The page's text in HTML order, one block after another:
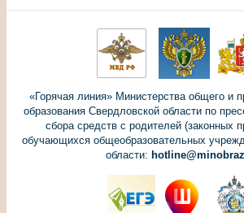
«Горячая линия» Министерства общего и
образования Свердловской области по
сбора средств с родителей (законных
обучающихся общеобразовательных
области: